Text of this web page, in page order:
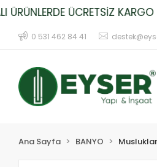
ÜCRETSİZ KARGO
0 531 462 84 41
Ana Sayfa BANYO